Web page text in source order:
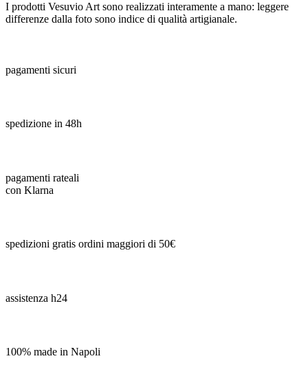
I prodotti Vesuvio Art sono realizzati interamente a mano: leggere
differenze dalla foto sono indice di qualità artigianale.
pagamenti sicuri
spedizione in 48h
pagamenti rateali
con Klarna
spedizioni gratis ordini maggiori di 50€
assistenza h24
100% made in Napoli